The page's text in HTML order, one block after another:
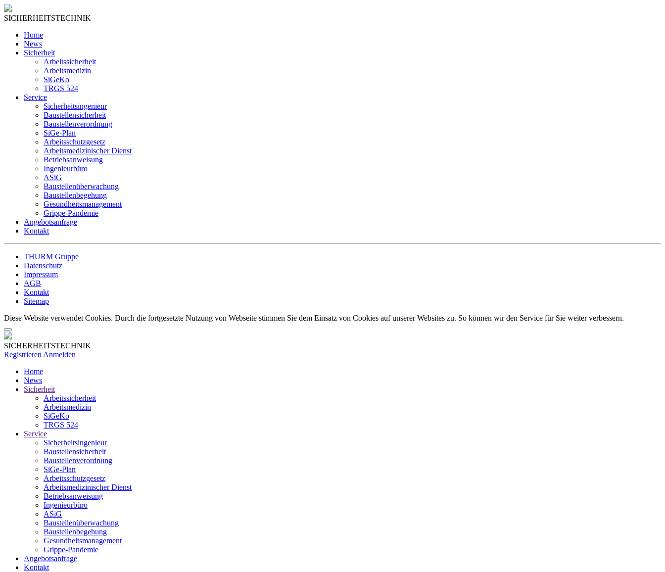
SICHERHEITSTECHNIK
Home
News
Sicherheit
Arbeitssicherheit
Arbeitsmedizin
SiGeKo
TRGS 524
Service
Sicherheitsingenieur
Baustellensicherheit
Baustellenverordnung
SiGe-Plan
Arbeitsschutzgesetz
Arbeitsmedizinischer Dienst
Betriebsanweisung
Ingenieurbüro
ASiG
Baustellenüberwachung
Baustellenbegehung
Gesundheitsmanagement
Grippe-Pandemie
Angebotsanfrage
Kontakt
THURM Gruppe
Datenschutz
Impressum
AGB
Kontakt
Sitemap
Diese Website verwendet Cookies. Durch die fortgesetzte Nutzung von Webseite stimmen Sie dem Einsatz von Cookies auf unserer Websites zu. So können wir den Service für Sie weiter verbessern.
SICHERHEITSTECHNIK
Registrieren Anmelden
Home
News
Sicherheit
Arbeitssicherheit
Arbeitsmedizin
SiGeKo
TRGS 524
Service
Sicherheitsingenieur
Baustellensicherheit
Baustellenverordnung
SiGe-Plan
Arbeitsschutzgesetz
Arbeitsmedizinischer Dienst
Betriebsanweisung
Ingenieurbüro
ASiG
Baustellenüberwachung
Baustellenbegehung
Gesundheitsmanagement
Grippe-Pandemie
Angebotsanfrage
Kontakt